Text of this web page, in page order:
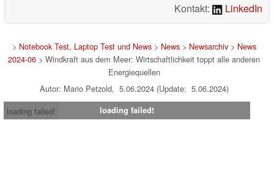
Kontakt:
LinkedIn
> Notebook Test, Laptop Test und News> News> Newsarchiv> News
2024-06 > Windkraft aus dem Meer: Wirtschaftlichkeit toppt alle anderen
Energiequellen
Autor: Mario Petzold, 5.06.2024 (Update: 5.06.2024)
loading failed!
loading failed!